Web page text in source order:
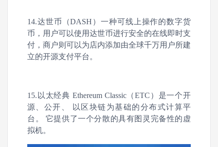
14.达世币（DASH）一种可线上操作的数字货
币，用户可以使用达世币进行安全的在线即时支
付，商户则可以为店内添加由全球千万用户所建
立的开源支付平台。
15.以太经典 Ethereum Classic（ETC）是一个开
源、公开、 以区块链为基础的分布式计算平
台。 它提供了一个分散的具有图灵完备性的虚
拟机。